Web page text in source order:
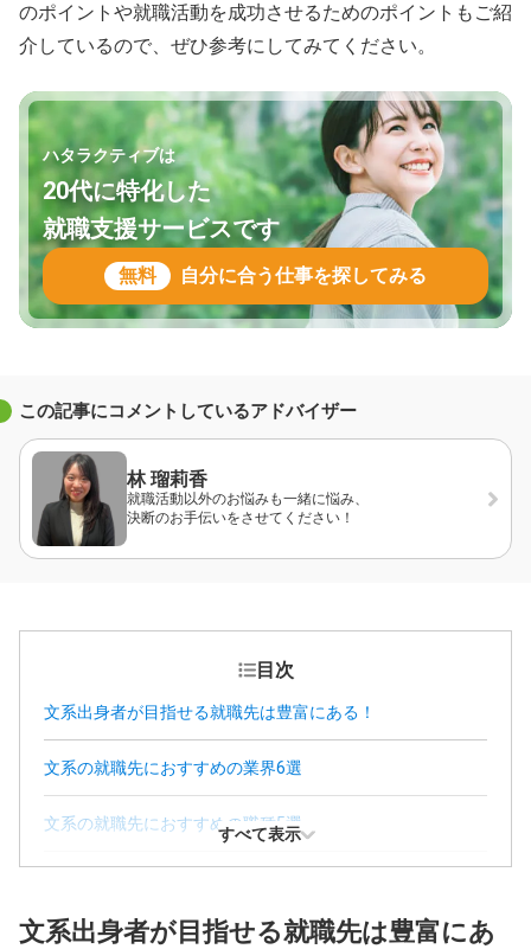
のポイントや就職活動を成功させるためのポイントもご紹
介しているので、ぜひ参考にしてみてください。
ハタラクティブは
20代に特化した
就職支援サービスです
無料 自分に合う仕事を探してみる
この記事にコメントしているアドバイザー
林 瑠莉香
就職活動以外のお悩みも一緒に悩み、
決断のお手伝いをさせてください！
目次
文系出身者が目指せる就職先は豊富にある！
文系の就職先におすすめの業界6選
文系の就職先におすすめの職種5選
文系の就職先選びで後悔しないためのポイント
すべて表示
文系出身者が目指せる就職先は豊富にあ